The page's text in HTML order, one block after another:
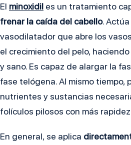
El minoxidil es un tratamiento
frenar la caída del cabello.
vasodilatador que abre los
el crecimiento del pelo,
y sano. Es capaz de alargar la
fase telógena. Al mismo tiempo,
nutrientes y sustancias
folículos pilosos con más
En general, se aplica